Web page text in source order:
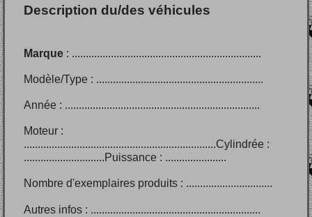
Description du/des véhicules
Marque : ....................................................................
Modèle/Type : ............................................................
Année : ......................................................................
Moteur :
.....................................................................Cylindrée :
.............................Puissance : ......................
Nombre d'exemplaires produits : ...............................
Autres infos : .............................................................